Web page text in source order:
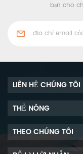
bạn cho
LIÊN HỆ CHÚNG TÔI
THẺ NÓNG
THEO CHÚNG TÔI